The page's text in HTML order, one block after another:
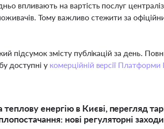
впливають на вартість послуг
Тому важливо стежити за
підсумок змісту публікацій за день.
доступні у комерційній версії Платформи
теплову енергію в Києві,
нові регуляторні